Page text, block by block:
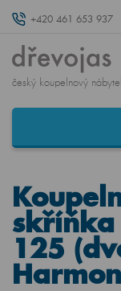
+420 461 653 937
český koupelnový
skříňka
125